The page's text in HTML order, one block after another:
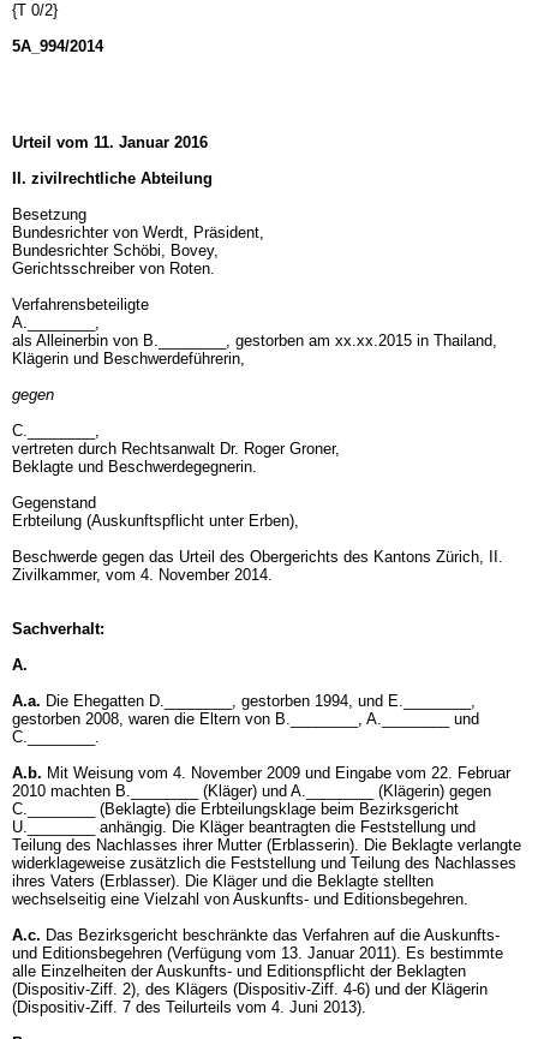
{T 0/2}
5A_994/2014
Urteil vom 11. Januar 2016
II. zivilrechtliche Abteilung
Besetzung
Bundesrichter von Werdt, Präsident,
Bundesrichter Schöbi, Bovey,
Gerichtsschreiber von Roten.
Verfahrensbeteiligte
A.________,
als Alleinerbin von B.________, gestorben am xx.xx.2015 in Thailand,
Klägerin und Beschwerdeführerin,
gegen
C.________,
vertreten durch Rechtsanwalt Dr. Roger Groner,
Beklagte und Beschwerdegegnerin.
Gegenstand
Erbteilung (Auskunftspflicht unter Erben),
Beschwerde gegen das Urteil des Obergerichts des Kantons Zürich, II.
Zivilkammer, vom 4. November 2014.
Sachverhalt:
A.
A.a. Die Ehegatten D.________, gestorben 1994, und E.________,
gestorben 2008, waren die Eltern von B.________, A.________ und
C.________.
A.b. Mit Weisung vom 4. November 2009 und Eingabe vom 22. Februar
2010 machten B.________ (Kläger) und A.________ (Klägerin) gegen
C.________ (Beklagte) die Erbteilungsklage beim Bezirksgericht
U.________ anhängig. Die Kläger beantragten die Feststellung und
Teilung des Nachlasses ihrer Mutter (Erblasserin). Die Beklagte verlangte
widerklageweise zusätzlich die Feststellung und Teilung des Nachlasses
ihres Vaters (Erblasser). Die Kläger und die Beklagte stellten
wechselseitig eine Vielzahl von Auskunfts- und Editionsbegehren.
A.c. Das Bezirksgericht beschränkte das Verfahren auf die Auskunfts-
und Editionsbegehren (Verfügung vom 13. Januar 2011). Es bestimmte
alle Einzelheiten der Auskunfts- und Editionspflicht der Beklagten
(Dispositiv-Ziff. 2), des Klägers (Dispositiv-Ziff. 4-6) und der Klägerin
(Dispositiv-Ziff. 7 des Teilurteils vom 4. Juni 2013).